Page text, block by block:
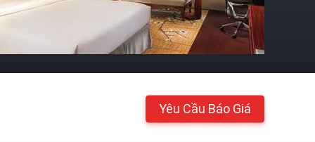
Yêu Cầu Báo Giá